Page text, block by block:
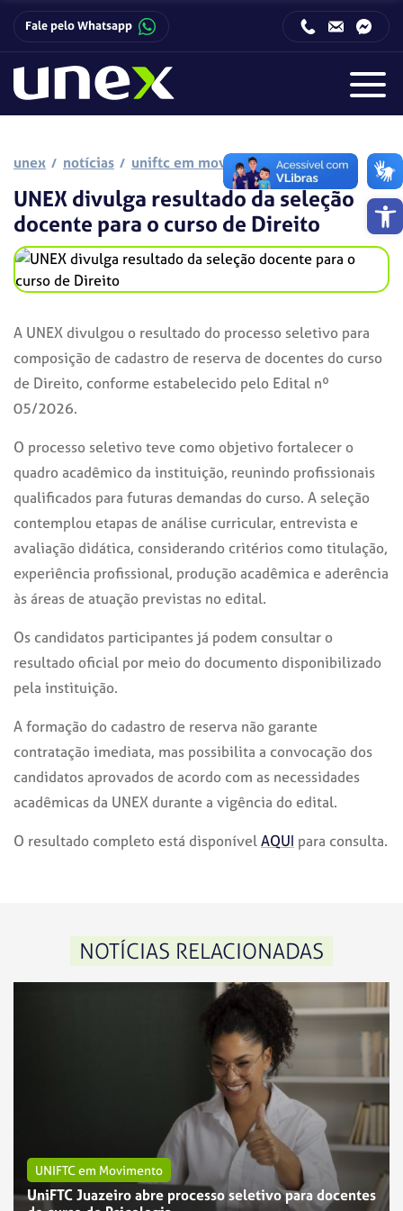
Barra
Fale pelo Whatsapp
unex notícias uniftc em movimento
UNEX divulga resultado da seleção
docente para o curso de Direito
A UNEX divulgou o resultado do processo seletivo para
composição de cadastro de reserva de docentes do curso
de Direito, conforme estabelecido pelo Edital nº
05/2026.
O processo seletivo teve como objetivo fortalecer o
quadro acadêmico da instituição, reunindo profissionais
qualificados para futuras demandas do curso. A seleção
contemplou etapas de análise curricular, entrevista e
avaliação didática, considerando critérios como titulação,
experiência profissional, produção acadêmica e aderência
às áreas de atuação previstas no edital.
Os candidatos participantes já podem consultar o
resultado oficial por meio do documento disponibilizado
pela instituição.
A formação do cadastro de reserva não garante
contratação imediata, mas possibilita a convocação dos
candidatos aprovados de acordo com as necessidades
acadêmicas da UNEX durante a vigência do edital.
O resultado completo está disponívelAQUI para consulta.
NOTÍCIAS RELACIONADAS
UNIFTC em Movimento
UniFTC Juazeiro abre processo seletivo para docentes